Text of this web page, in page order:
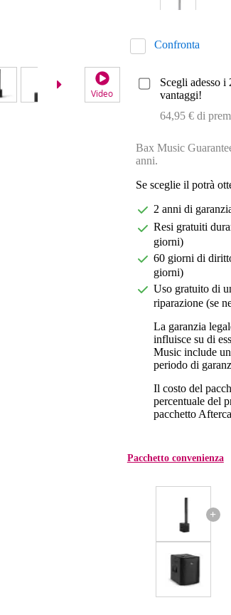
Video
Confronta
Scegli adesso
vantaggi!
64,95 € di
Bax Music
anni.
Se sceglie il potrà
2 anni di
Resi gratuiti
giorni)
60 giorni di
giorni)
Uso gratuito di
riparazione (se
La garanzia
influisce su di
Music include
periodo di
Il costo del
percentuale del
pacchetto
Pacchetto convenienza
+